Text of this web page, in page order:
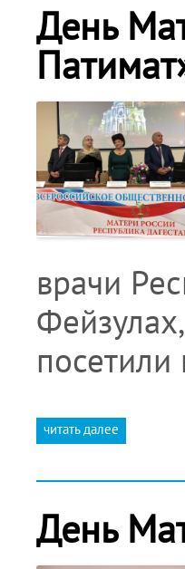
День
врачи
посетили
читать далее
День